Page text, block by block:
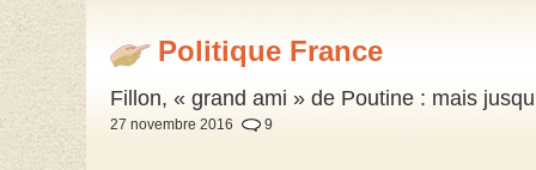
Politique France
Fillon, « grand ami » de Poutine : mais
27 novembre 2016 9